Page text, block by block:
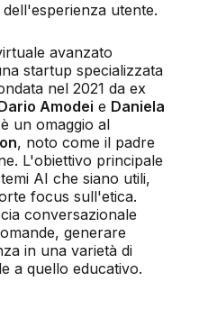
utente.
avanzato
startup specializzata
nel 2021 da ex
Amodei e Daniela
un omaggio al
, noto come il padre
L'obiettivo principale
AI che siano utili,
focus sull'etica.
conversazionale
generare
in una varietà di
a quello educativo.